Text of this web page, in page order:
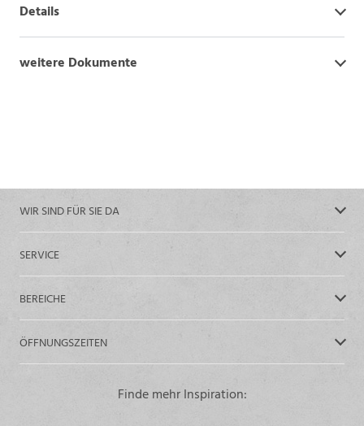
Details
weitere Dokumente
WIR SIND FÜR SIE DA
SERVICE
BEREICHE
ÖFFNUNGSZEITEN
Finde mehr Inspiration: